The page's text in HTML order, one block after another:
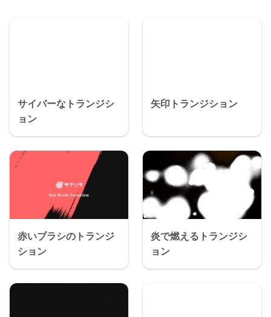
サイバーなトランジシ
ョン
矢印トランジション
赤いブラシのトランジ
ション
炎で燃えるトランジシ
ョン